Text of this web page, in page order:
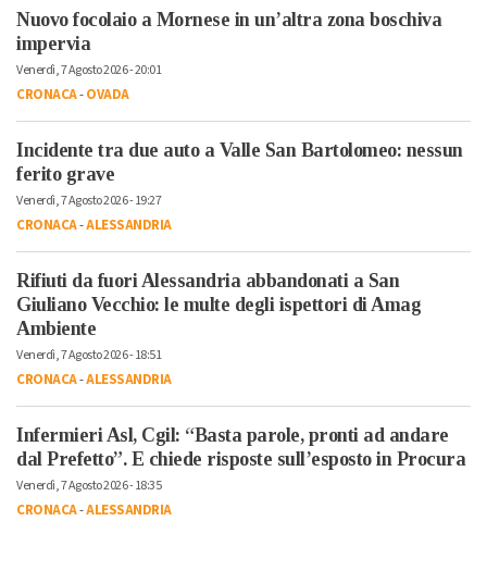
Nuovo focolaio a Mornese in un’altra zona boschiva
impervia
Venerdì, 7 Agosto 2026 - 20:01
CRONACA-OVADA
Incidente tra due auto a Valle San Bartolomeo: nessun
ferito grave
Venerdì, 7 Agosto 2026 - 19:27
CRONACA-ALESSANDRIA
Rifiuti da fuori Alessandria abbandonati a San
Giuliano Vecchio: le multe degli ispettori di Amag
Ambiente
Venerdì, 7 Agosto 2026 - 18:51
CRONACA-ALESSANDRIA
Infermieri Asl, Cgil: “Basta parole, pronti ad andare
dal Prefetto”. E chiede risposte sull’esposto in Procura
Venerdì, 7 Agosto 2026 - 18:35
CRONACA-ALESSANDRIA